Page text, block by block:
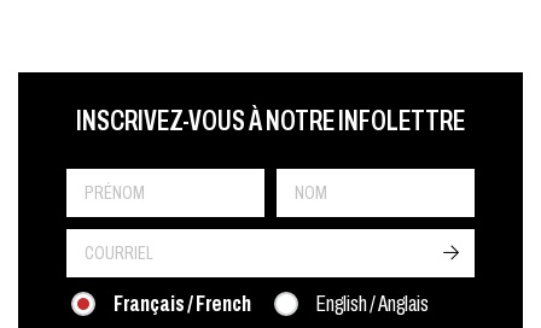
PRÉNOM
LAST NAME
INSCRIVEZ-VOUS À NOTRE INFOLETTRE
LANGUE
Français / French English / Anglais
->